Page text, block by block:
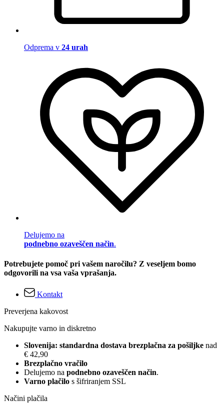
Odprema v 24 urah
Delujemo na
podnebno ozaveščen način.
Potrebujete pomoč pri vašem naročilu? Z veseljem bomo
odgovorili na vsa vaša vprašanja.
Kontakt
Preverjena kakovost
Nakupujte varno in diskretno
Slovenija: standardna dostava brezplačna za pošiljke nad
€ 42,90
Brezplačno vračilo
Delujemo na podnebno ozaveščen način.
Varno plačilo s šifriranjem SSL
Načini plačila